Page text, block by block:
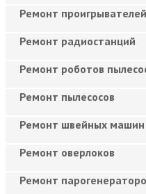
Ремонт
Ремонт радиостанций
Ремонт роботов
Ремонт пылесосов
Ремонт швейных машин
Ремонт оверлоков
Ремонт